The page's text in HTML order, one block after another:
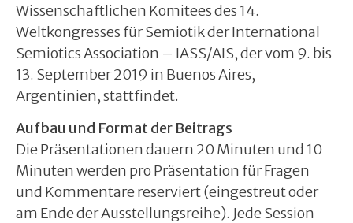
Wissenschaftlichen Komitees des 14.
Weltkongresses für Semiotik der International
Semiotics Association – IASS/AIS, der vom 9. bis
13. September 2019 in Buenos Aires,
Argentinien, stattfindet.
Aufbau und Format der Beitrags
Die Präsentationen dauern 20 Minuten und 10
Minuten werden pro Präsentation für Fragen
und Kommentare reserviert (eingestreut oder
am Ende der Ausstellungsreihe). Jede Session